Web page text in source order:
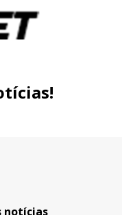
notícias